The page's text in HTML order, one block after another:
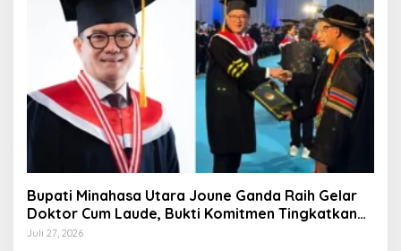
Bupati Minahasa Utara Joune Ganda Raih Gelar
Doktor Cum Laude, Bukti Komitmen Tingkatkan
Kualitas Kepemimpinan
Juli 27, 2026